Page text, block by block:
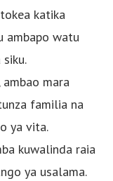
katika
ambapo watu
ambao mara
familia na
ya vita.
kuwalinda raia
ya usalama.